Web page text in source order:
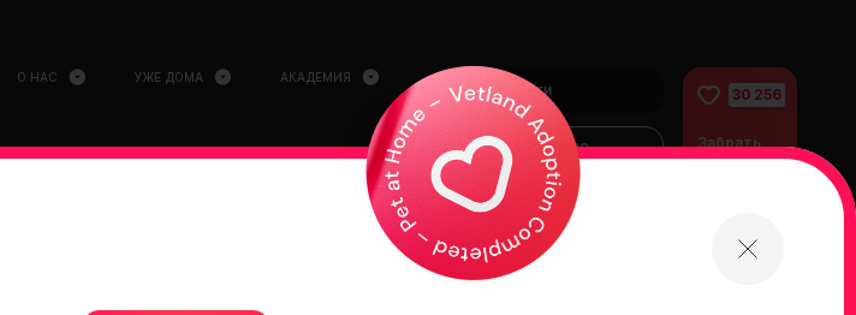
О НАС УЖЕ ДОМА АКАДЕМИЯ
Войти
Финансово
помочь
питомцам
30 256
Забрать
питомца